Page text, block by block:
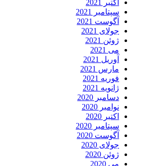
اکتبر 2021
سپتامبر 2021
آگوست 2021
جولای 2021
ژوئن 2021
می 2021
آوریل 2021
مارس 2021
فوریه 2021
ژانویه 2021
دسامبر 2020
نوامبر 2020
اکتبر 2020
سپتامبر 2020
آگوست 2020
جولای 2020
ژوئن 2020
می 2020